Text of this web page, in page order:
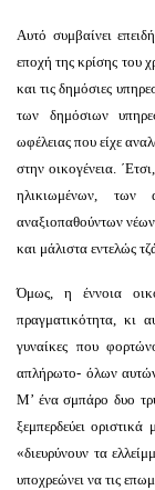
Αυτό συμβαίνει
εποχή της κρίσης του
και τις δημόσιες
των δημόσιων
ωφέλειας που είχε
στην οικογένεια.
ηλικιωμένων,
αναξιοπαθούντων
και μάλιστα εντελώς
Όμως, η έννοια
πραγματικότητα, κι
γυναίκες που
απλήρωτο- όλων
Μ’ ένα σμπάρο δυο
ξεμπερδεύει οριστικά
«διευρύνουν τα
υποχρεώνει να τις